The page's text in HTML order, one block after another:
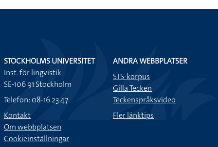
STOCKHOLMS UNIVERSITET
Inst. för lingvistik
SE-106 91 Stockholm
Telefon: 08-16 23 47
Kontakt
Om webbplatsen
Cookieinställningar
ANDRA WEBBPLATSER
STS-korpus
Gilla Tecken
Teckenspråksvideo
Fler länktips